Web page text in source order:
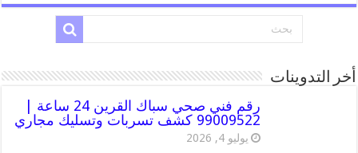
أخر التدوينات
رقم فني صحي سباك القرين 24 ساعة |
99009522 كشف تسربات وتسليك مجاري
يوليو 4, 2026